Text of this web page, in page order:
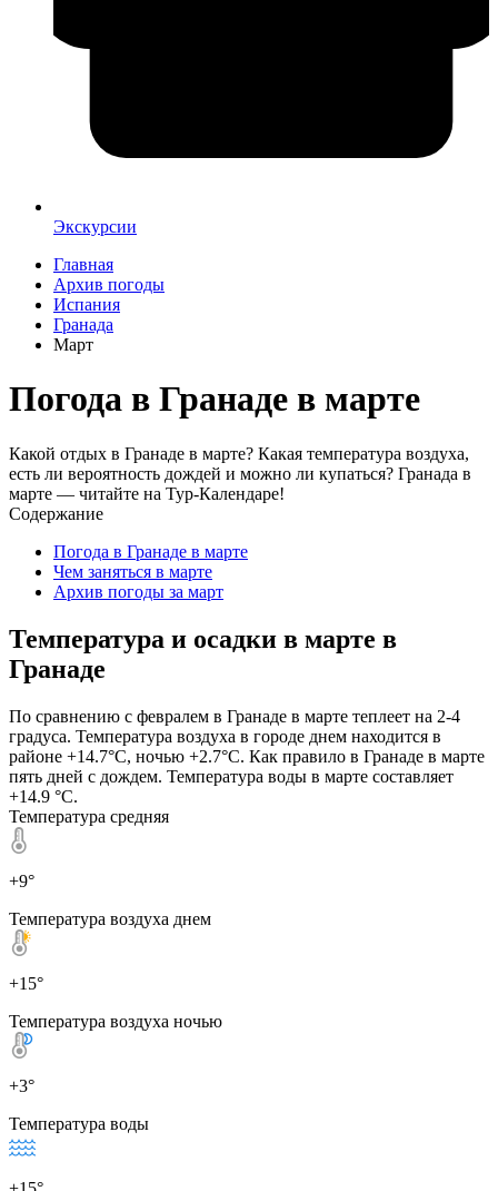
Экскурсии
Главная
Архив погоды
Испания
Гранада
Март
Погода в Гранаде в марте
Какой отдых в Гранаде в марте? Какая температура воздуха,
есть ли вероятность дождей и можно ли купаться? Гранада в
марте — читайте на Тур-Календаре!
Содержание
Погода в Гранаде в марте
Чем заняться в марте
Архив погоды за март
Температура и осадки в марте в
Гранаде
По сравнению с февралем в Гранаде в марте теплеет на 2-4
градуса. Температура воздуха в городе днем находится в
районе +14.7°C, ночью +2.7°C. Как правило в Гранаде в марте
пять дней с дождем. Температура воды в марте составляет
+14.9 °C.
Температура средняя
+9°
Температура воздуха днем
+15°
Температура воздуха ночью
+3°
Температура воды